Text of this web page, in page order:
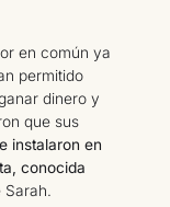
en común ya
permitido
dinero y
que sus
instalaron en
conocida
Sarah.